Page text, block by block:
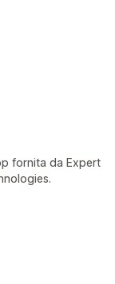
fornita da Expert